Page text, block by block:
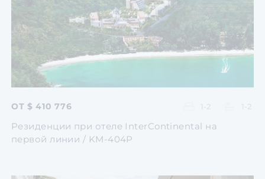
Перейти
Перейти
Перейти
Перейти
Перейти
ОТ $ 410 776 1-2 1-2
Резиденции при отеле InterContinental на
первой линии / KM-404P